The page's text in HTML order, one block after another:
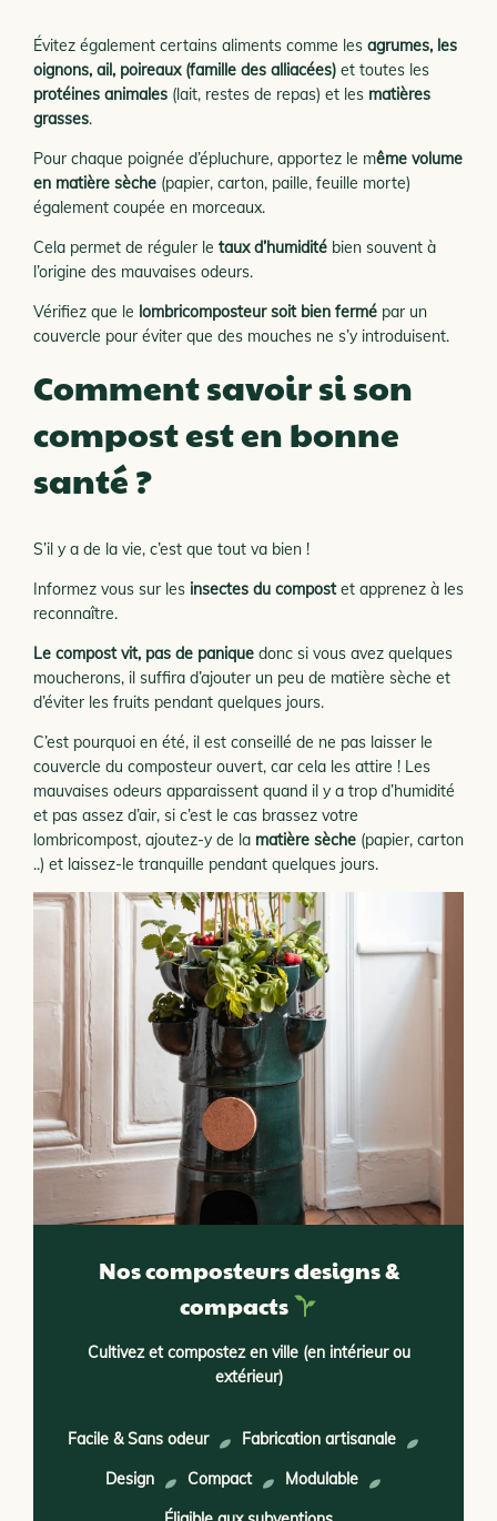
Évitez également certains aliments comme les agrumes, les
oignons, ail, poireaux (famille des alliacées) et toutes les
protéines animales (lait, restes de repas) et les matières
grasses.
Pour chaque poignée d’épluchure, apportez le même volume
en matière sèche (papier, carton, paille, feuille morte)
également coupée en morceaux.
Cela permet de réguler le taux d’humidité bien souvent à
l’origine des mauvaises odeurs.
Vérifiez que le lombricomposteur soit bien fermé par un
couvercle pour éviter que des mouches ne s’y introduisent.
Comment savoir si son
compost est en bonne
santé ?
S’il y a de la vie, c’est que tout va bien !
Informez vous sur les insectes du compostet apprenez à les
reconnaître.
Le compost vit, pas de panique donc si vous avez quelques
moucherons, il suffira d’ajouter un peu de matière sèche et
d’éviter les fruits pendant quelques jours.
C’est pourquoi en été, il est conseillé de ne pas laisser le
couvercle du composteur ouvert, car cela les attire ! Les
mauvaises odeurs apparaissent quand il y a trop d’humidité
et pas assez d’air, si c’est le cas brassez votre
lombricompost, ajoutez-y de la matière sèche (papier, carton
..) et laissez-le tranquille pendant quelques jours.
Nos composteurs designs &
compacts
Cultivez et compostez en ville (en intérieur ou
extérieur)
Facile & Sans odeur
Fabrication artisanale
Design
Compact
Modulable